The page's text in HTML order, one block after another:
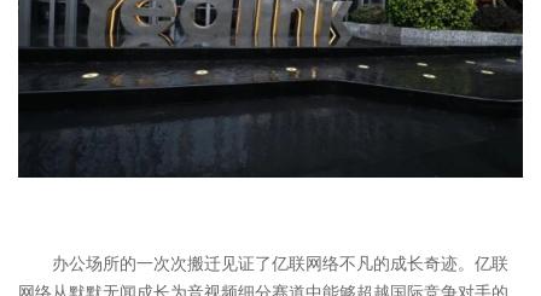
办公场所的一次次搬迁见证了亿联网络不凡的成长奇迹。亿联